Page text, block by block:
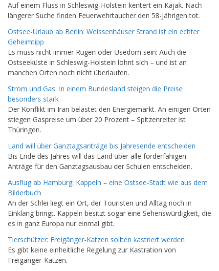
Auf einem Fluss in Schleswig-Holstein kentert ein Kajak. Nach
längerer Suche finden Feuerwehrtaucher den 58-Jährigen tot.
Ostsee-Urlaub ab Berlin: Weissenhäuser Strand ist ein echter
Geheimtipp
Es muss nicht immer Rügen oder Usedom sein: Auch die
Ostseeküste in Schleswig-Holstein lohnt sich – und ist an
manchen Orten noch nicht überlaufen.
Strom und Gas: In einem Bundesland steigen die Preise
besonders stark
Der Konflikt im Iran belastet den Energiemarkt. An einigen Orten
stiegen Gaspreise um über 20 Prozent – Spitzenreiter ist
Thüringen.
Land will über Ganztagsanträge bis Jahresende entscheiden
Bis Ende des Jahres will das Land über alle förderfähigen
Anträge für den Ganztagsausbau der Schulen entscheiden.
Ausflug ab Hamburg: Kappeln – eine Ostsee-Stadt wie aus dem
Bilderbuch
An der Schlei liegt ein Ort, der Touristen und Alltag noch in
Einklang bringt. Kappeln besitzt sogar eine Sehenswürdigkeit, die
es in ganz Europa nur einmal gibt.
Tierschützer: Freigänger-Katzen sollten kastriert werden
Es gibt keine einheitliche Regelung zur Kastration von
Freigänger-Katzen.